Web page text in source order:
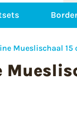
Mueslischaal 15